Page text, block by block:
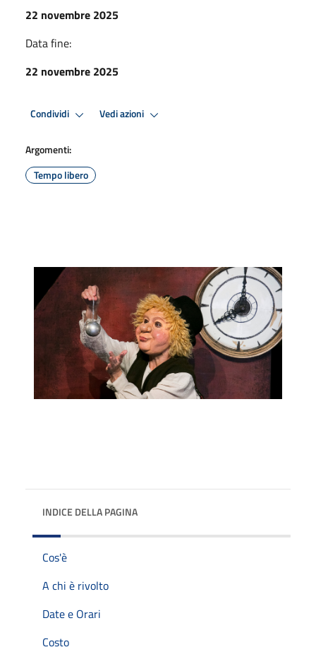
22 novembre 2025
Data fine:
22 novembre 2025
Condividi Vedi azioni
Argomenti:
Tempo libero
INDICE DELLA PAGINA
Cos'è
A chi è rivolto
Date e Orari
Costo